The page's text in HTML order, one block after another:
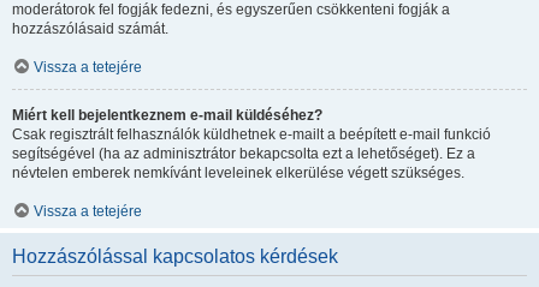
moderátorok fel fogják fedezni, és egyszerűen csökkenteni fogják a
hozzászólásaid számát.
Vissza a tetejére
Miért kell bejelentkeznem e-mail küldéséhez?
Csak regisztrált felhasználók küldhetnek e-mailt a beépített e-mail funkció
segítségével (ha az adminisztrátor bekapcsolta ezt a lehetőséget). Ez a
névtelen emberek nemkívánt leveleinek elkerülése végett szükséges.
Vissza a tetejére
Hozzászólással kapcsolatos kérdések